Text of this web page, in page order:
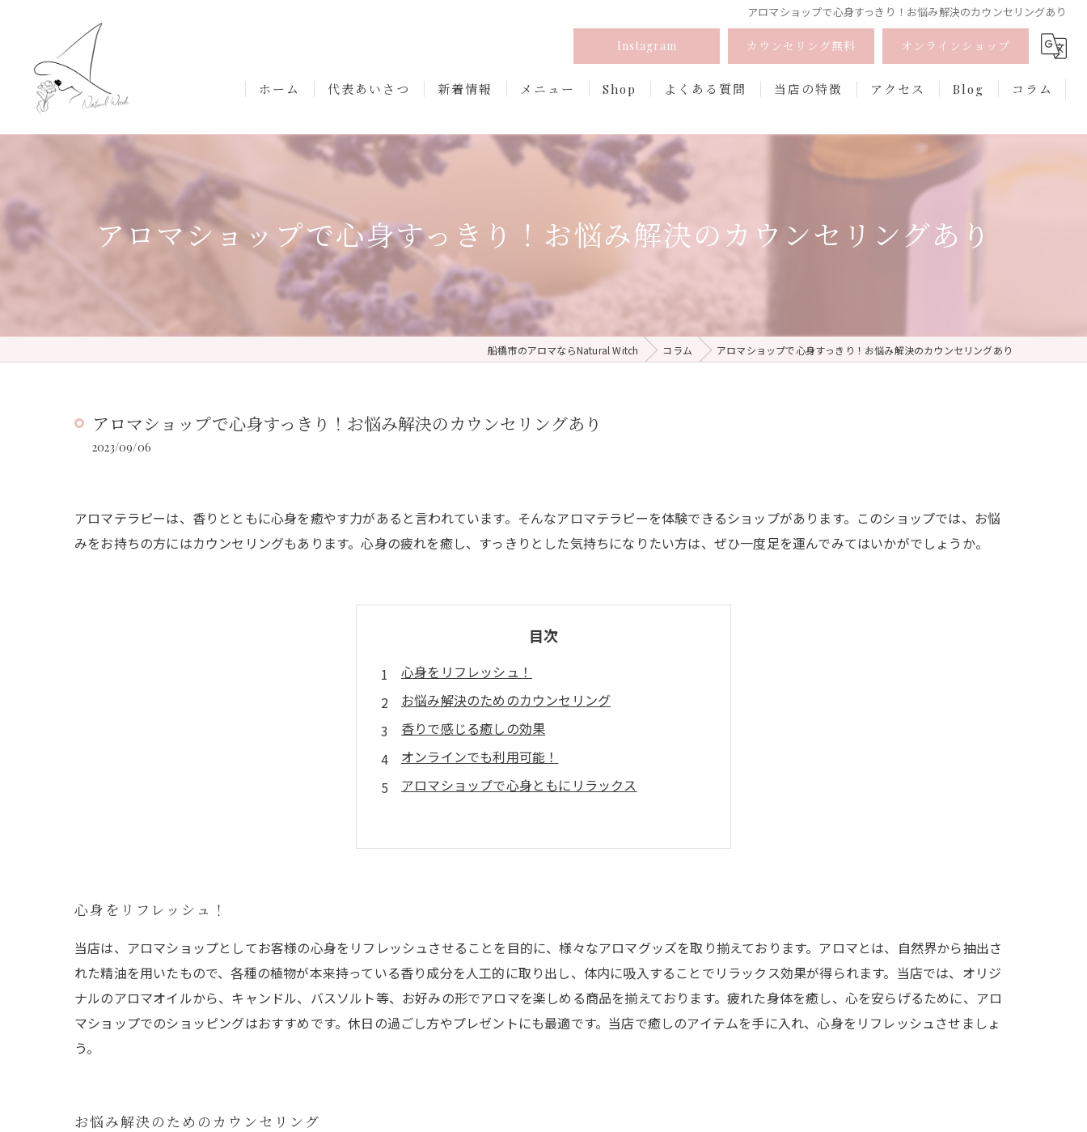
アロマショップで心身すっきり！お悩み解決のカウンセリングあり
Instagram カウンセリング無料 オンラインショップ
ホーム 代表あいさつ 新着情報 メニュー Shop よくある質問 当店の特徴
フェムケア
アクセス Blog コラム
アロマショップで心身すっきり！お悩み解決のカウンセリングあり
船橋市のアロマならNatural Witch コラム アロマショップで心身すっきり！お悩み解決のカウンセリングあり
アロマショップで心身すっきり！お悩み解決のカウンセリングあり
2023/09/06
アロマテラピーは、香りとともに心身を癒やす力があると言われています。そんなアロマテラピーを体験できるショップがあります。このショップでは、お悩
みをお持ちの方にはカウンセリングもあります。心身の疲れを癒し、すっきりとした気持ちになりたい方は、ぜひ一度足を運んでみてはいかがでしょうか。
目次
心身をリフレッシュ！
お悩み解決のためのカウンセリング
香りで感じる癒しの効果
オンラインでも利用可能！
アロマショップで心身ともにリラックス
心身をリフレッシュ！
当店は、アロマショップとしてお客様の心身をリフレッシュさせることを目的に、様々なアロマグッズを取り揃えております。アロマとは、自然界から抽出さ
れた精油を用いたもので、各種の植物が本来持っている香り成分を人工的に取り出し、体内に吸入することでリラックス効果が得られます。当店では、オリジ
ナルのアロマオイルから、キャンドル、バスソルト等、お好みの形でアロマを楽しめる商品を揃えております。疲れた身体を癒し、心を安らげるために、アロ
マショップでのショッピングはおすすめです。休日の過ごし方やプレゼントにも最適です。当店で癒しのアイテムを手に入れ、心身をリフレッシュさせましょ
う。
お悩み解決のためのカウンセリング